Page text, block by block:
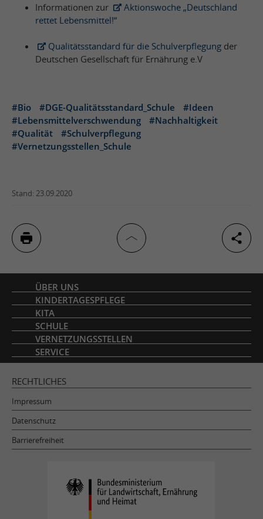
Informationen zur
Aktionswoche „Deutschland
rettet Lebensmittel!“
Qualitätsstandard für die Schulverpflegung der
Deutschen Gesellschaft für Ernährung e.V
#Bio #DGE-Qualitätsstandard_Schule
#Ideen
#Lebensmittelverschwendung
#Nachhaltigkeit
#Qualität
#Schulverpflegung
#Vernetzungsstellen_Schule
Stand: 23.09.2020
Inhaltsverzeichnis
ÜBER UNS
KINDERTAGESPFLEGE
KITA
SCHULE
VERNETZUNGSSTELLEN
SERVICE
RECHTLICHES
Impressum
Datenschutz
Barrierefreiheit